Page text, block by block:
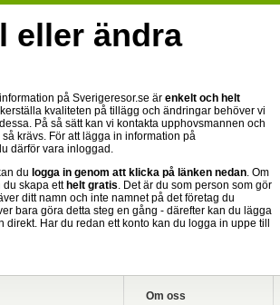
eller ändra
på Sverigeresor.se är enkelt och helt
kvaliteten på tillägg och ändringar behöver vi
På så sätt kan vi kontakta upphovsmannen och
krävs. För att lägga in information på
därför vara inloggad.
du logga in genom att klicka på länken nedan. Om
du skapa ett helt gratis. Det är du som person som gör
ditt namn och inte namnet på det företag du
bara göra detta steg en gång - därefter kan du lägga
direkt. Har du redan ett konto kan du logga in uppe till
Om oss